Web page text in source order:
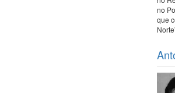
no
que